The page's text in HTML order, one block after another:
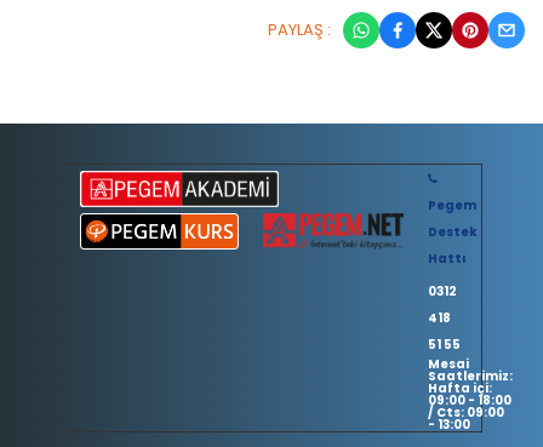
PAYLAŞ :
Pegem
Destek
Hattı
0312
418
51 55
Mesai
Saatlerimiz:
Hafta içi:
09:00 - 18:00
/ Cts: 09:00
- 13:00